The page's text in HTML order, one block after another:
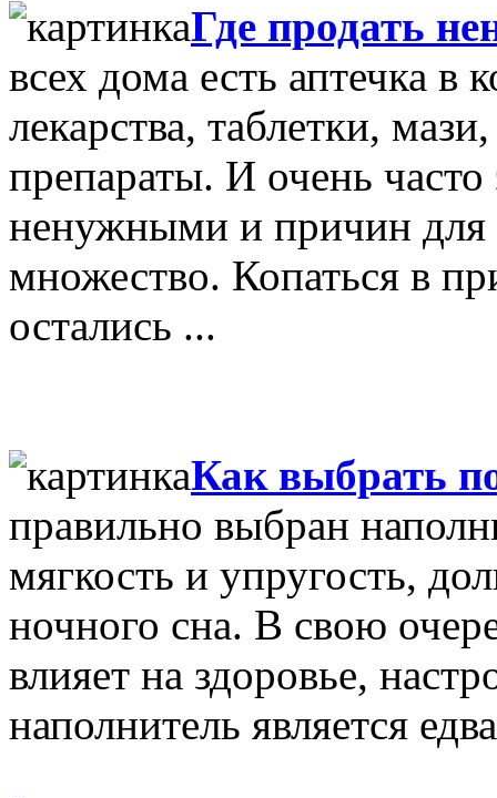
Где продать
всех дома есть аптечка в
лекарства, таблетки,
препараты. И очень часто
ненужными и причин для
множество. Копаться в
остались ...
Как выбрать
правильно выбран
мягкость и упругость,
ночного сна. В свою
влияет на здоровье,
наполнитель является